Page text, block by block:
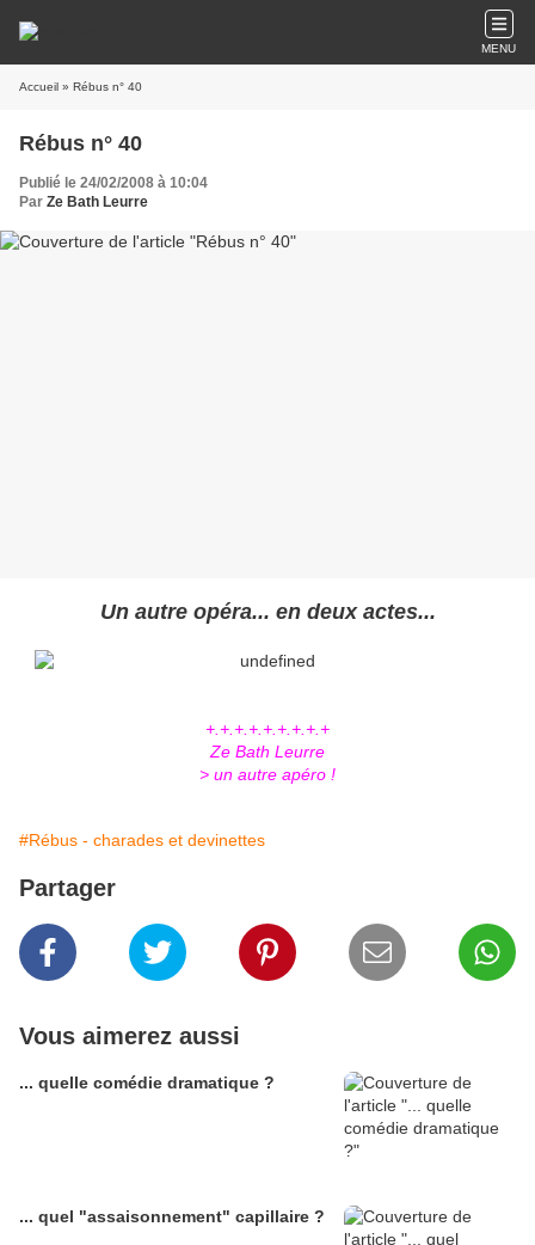
MENU
Accueil » Rébus n° 40
Rébus n° 40
Publié le 24/02/2008 à 10:04
Par Ze Bath Leurre
Un autre opéra... en deux actes...
+.+.+.+.+.+.+.+.+
Ze Bath Leurre
> un autre apéro !
#Rébus - charades et devinettes
Partager
Vous aimerez aussi
... quelle comédie dramatique ?
... quel "assaisonnement" capillaire ?